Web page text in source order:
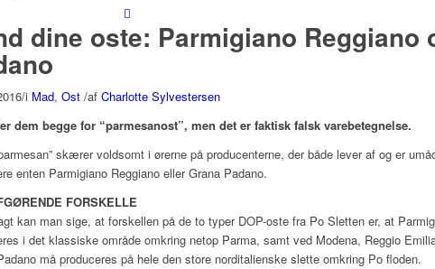
dine oste: Parmigiano Reggiano
/i Mad, Ost /af Charlotte Sylvestersen
dem begge for “parmesanost”, men det er faktisk falsk varebetegnelse.
skærer voldsomt i ørerne på producenterne, der både lever af og er
enten Parmigiano Reggiano eller Grana Padano.
FORSKELLE
kan man sige, at forskellen på de to typer DOP-oste fra Po Sletten er, at
i det klassiske område omkring netop Parma, samt ved Modena, Reggio
må produceres på hele den store norditalienske slette omkring Po floden.